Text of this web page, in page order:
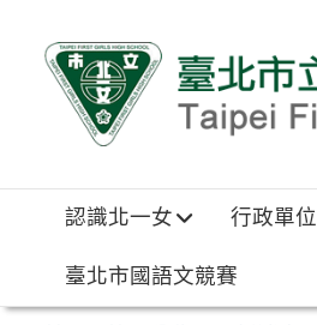
認識北一女 行政單位
臺北市國語文競賽